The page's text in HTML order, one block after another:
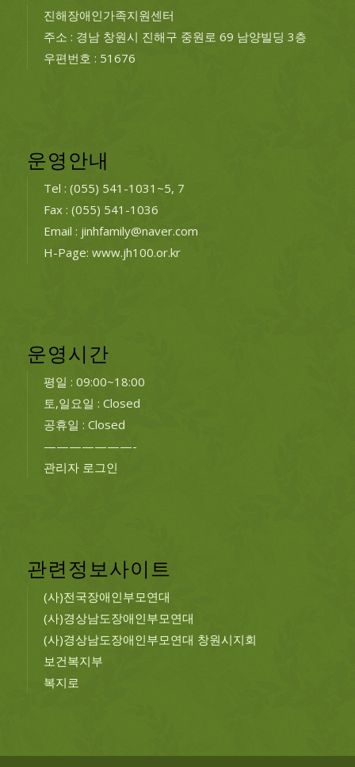
진해장애인가족지원센터
주소 : 경남 창원시 진해구 중원로 69 남양빌딩 3층
우편번호 : 51676
운영안내
Tel : (055) 541-1031~5, 7
Fax : (055) 541-1036
Email : jinhfamily@naver.com
H-Page: www.jh100.or.kr
운영시간
평일 : 09:00~18:00
토,일요일 : Closed
공휴일 : Closed
———————-
관리자 로그인
관련정보사이트
(사)전국장애인부모연대
(사)경상남도장애인부모연대
(사)경상남도장애인부모연대 창원시지회
보건복지부
복지로